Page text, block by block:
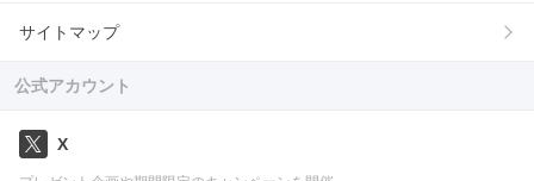
サイトマップ
公式アカウント
X